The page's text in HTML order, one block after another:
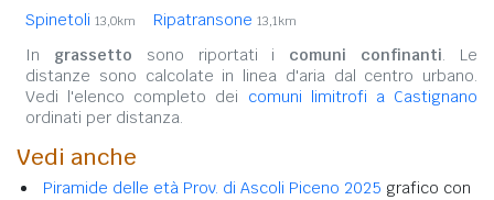
Spinetoli 13,0km Ripatransone 13,1km
In grassetto sono riportati i comuni confinanti. Le
distanze sono calcolate in linea d'aria dal centro urbano.
Vedi l'elenco completo dei comuni limitrofi a Castignano
ordinati per distanza.
Vedi anche
Piramide delle età Prov. di Ascoli Piceno 2025 grafico con